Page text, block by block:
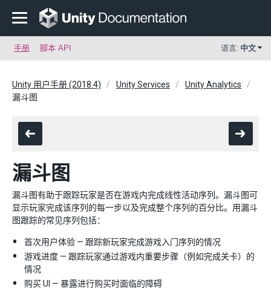
手册 脚本 API 语言: 中文
Unity 用户手册 (2018.4) Unity Services
Unity Analytics
漏斗图
漏斗图
漏斗图有助于跟踪玩家是否在游戏内完成线性活动序列。漏斗图可
显示玩家完成该序列的每一步以及完成整个序列的百分比。用漏斗
图跟踪的常见序列包括：
首次用户体验 — 跟踪新玩家完成游戏入门序列的情况
游戏进度 — 跟踪玩家通过游戏内重要步骤（例如完成关卡）的
情况
购买 UI — 暴露进行购买时面临的障碍